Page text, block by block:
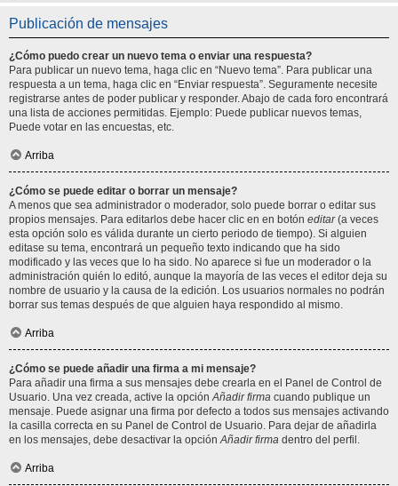
Publicación de mensajes
¿Cómo puedo crear un nuevo tema o enviar una respuesta?
Para publicar un nuevo tema, haga clic en “Nuevo tema”. Para publicar una
respuesta a un tema, haga clic en “Enviar respuesta”. Seguramente necesite
registrarse antes de poder publicar y responder. Abajo de cada foro encontrará
una lista de acciones permitidas. Ejemplo: Puede publicar nuevos temas,
Puede votar en las encuestas, etc.
Arriba
¿Cómo se puede editar o borrar un mensaje?
A menos que sea administrador o moderador, solo puede borrar o editar sus
propios mensajes. Para editarlos debe hacer clic en en botón editar(a veces
esta opción solo es válida durante un cierto periodo de tiempo). Si alguien
editase su tema, encontrará un pequeño texto indicando que ha sido
modificado y las veces que lo ha sido. No aparece si fue un moderador o la
administración quién lo editó, aunque la mayoría de las veces el editor deja su
nombre de usuario y la causa de la edición. Los usuarios normales no podrán
borrar sus temas después de que alguien haya respondido al mismo.
Arriba
¿Cómo se puede añadir una firma a mi mensaje?
Para añadir una firma a sus mensajes debe crearla en el Panel de Control de
Usuario. Una vez creada, active la opciónAñadir firma cuando publique un
mensaje. Puede asignar una firma por defecto a todos sus mensajes activando
la casilla correcta en su Panel de Control de Usuario. Para dejar de añadirla
en los mensajes, debe desactivar la opciónAñadir firma dentro del perfil.
Arriba